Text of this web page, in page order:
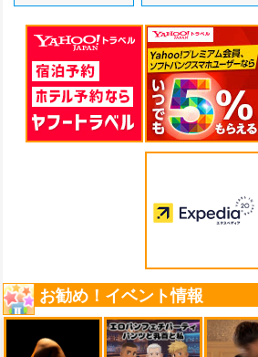
お勧め！イベント情報